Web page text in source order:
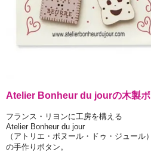
Atelier Bonheur du jourの木製
フランス・リヨンに工房を構える
Atelier Bonheur du jour
（アトリエ・ボヌール・ドゥ・ジュール）
の手作りボタン。